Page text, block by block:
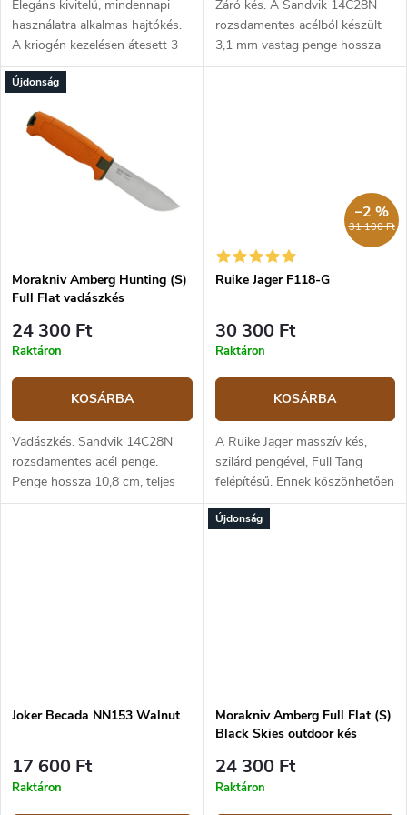
Elegáns kivitelű, mindennapi
használatra alkalmas hajtókés.
A kriogén kezelésen átesett 3
mm vastag Sandvik 14C28N
rozsdamentes acél penge lapos
Záró kés. A Sandvik 14C28N
rozsdamentes acélból készült
3,1 mm vastag penge hossza
8,6 cm. A markolat zöld G10-
Újdonság
Morakniv Amberg Hunting (S)
Full Flat vadászkés
24 300 Ft
Raktáron
KOSÁRBA
Vadászkés. Sandvik 14C28N
rozsdamentes acél penge.
Penge hossza 10,8 cm, teljes
hossza 22,8 cm. Narancssárga
31 100 Ft
–2 %
Ruike Jager F118-G
30 300 Ft
Raktáron
KOSÁRBA
A Ruike Jager masszív kés,
szilárd pengével, Full Tang
felépítésű. Ennek köszönhetően
jól használható a természetben
végzett kemény munkához,
Joker Becada NN153 Walnut
17 600 Ft
Raktáron
Újdonság
Morakniv Amberg Full Flat (S)
Black Skies outdoor kés
24 300 Ft
Raktáron